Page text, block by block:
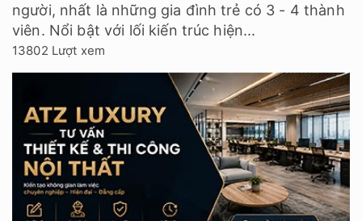
người, nhất là những gia đình trẻ có 3 - 4 thành
viên. Nổi bật với lối kiến trúc hiện...
13802 Lượt xem